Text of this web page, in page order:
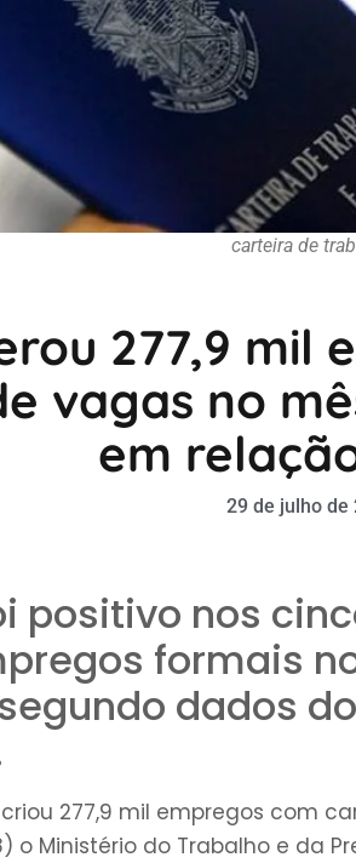
carteira de
277,9 mil
vagas no
em
29 de julho de
positivo nos
formais
dados
277,9 mil empregos com
Ministério do Trabalho e da